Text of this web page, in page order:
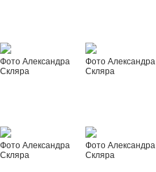
Фото Александра
Скляра
Фото Александра
Скляра
Фото Александра
Скляра
Фото Александра
Скляра